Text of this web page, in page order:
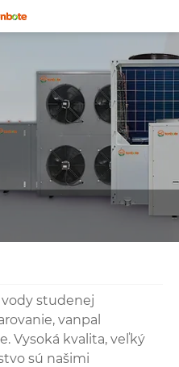
studenej
vanpal
Vysoká kvalita, veľký
sú našimi